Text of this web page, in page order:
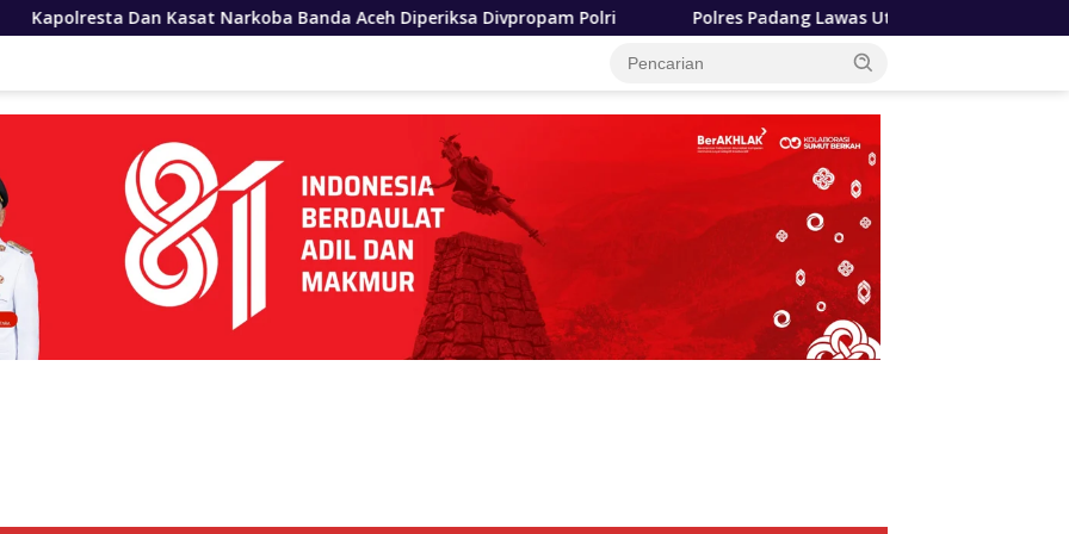
Banda Aceh Diperiksa Divpropam Polri Polres Padang Lawas Utara Resmi Berdiri, Kapolda Sumut Tekankan